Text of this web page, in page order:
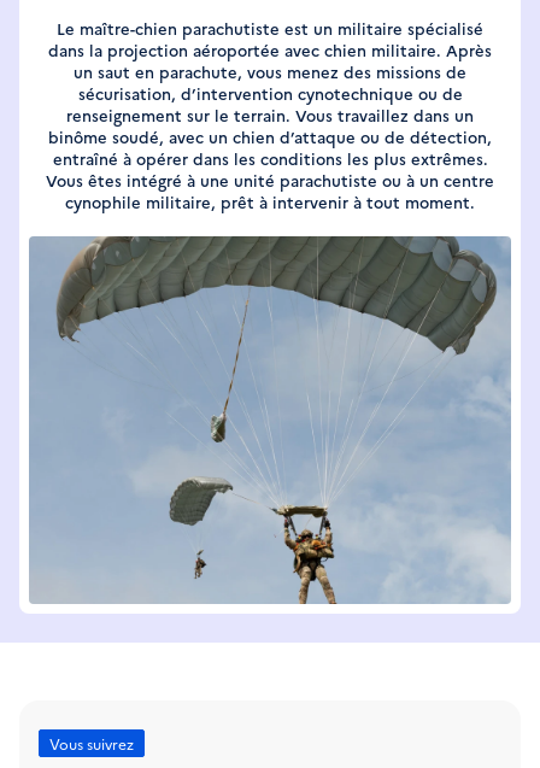
Le maître-chien parachutiste est un militaire spécialisé
dans la projection aéroportée avec chien militaire. Après
un saut en parachute, vous menez des missions de
sécurisation, d’intervention cynotechnique ou de
renseignement sur le terrain. Vous travaillez dans un
binôme soudé, avec un chien d’attaque ou de détection,
entraîné à opérer dans les conditions les plus extrêmes.
Vous êtes intégré à une unité parachutiste ou à un centre
cynophile militaire, prêt à intervenir à tout moment.
Vous suivrez